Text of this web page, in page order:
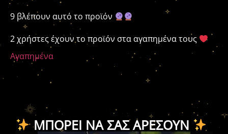
9 βλέπουν αυτό το προϊόν
2 χρήστες έχουν το προϊόν στα αγαπημένα τους
Αγαπημένα
ΜΠΟΡΕΊ ΝΑ ΣΑΣ ΑΡΈΣΟΥΝ